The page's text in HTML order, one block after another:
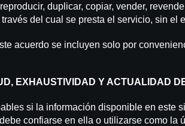
duplicar, copiar, vender,
del cual se presta el servicio, sin el
acuerdo se incluyen solo por
EXHAUSTIVIDAD Y ACTUALIDAD
si la información disponible en este
confiarse en ella o utilizarse como